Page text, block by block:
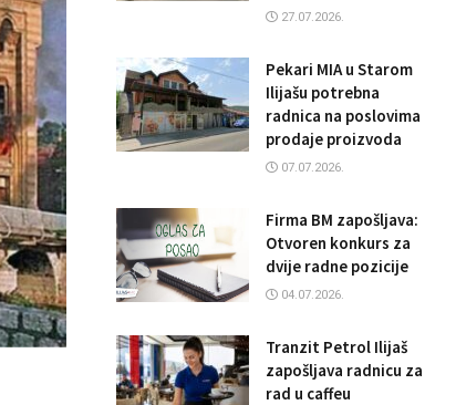
27.07.2026.
Pekari MIA u Starom
Ilijašu potrebna
radnica na poslovima
prodaje proizvoda
07.07.2026.
Firma BM zapošljava:
Otvoren konkurs za
dvije radne pozicije
04.07.2026.
Tranzit Petrol Ilijaš
zapošljava radnicu za
rad u caffeu